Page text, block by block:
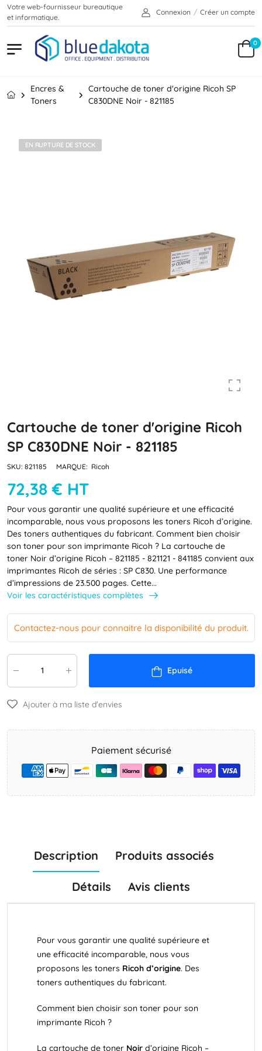
Votre web-fournisseur bureautique
et informatique.
Connexion / Créer un compte
0
Encres &
Toners
Cartouche de toner d'origine Ricoh SP
C830DNE Noir - 821185
EN RUPTURE DE STOCK
Cartouche de toner d'origine Ricoh
SP C830DNE Noir - 821185
SKU: 821185 MARQUE: Ricoh
72,38 € HT
Pour vous garantir une qualité supérieure et une efficacité
incomparable, nous vous proposons les toners Ricoh d’origine.
Des toners authentiques du fabricant. Comment bien choisir
son toner pour son imprimante Ricoh ? La cartouche de
toner Noir d’origine Ricoh – 821185 - 821121 - 841185 convient aux
imprimantes Ricoh de séries : SP C830. Une performance
d’impressions de 23.500 pages. Cette...
Voir les caractéristiques complètes
Contactez-nous pour connaitre la disponibilité du produit.
Epuisé
Ajouter à ma liste d'envies
Paiement sécurisé
Description Produits associés
Détails Avis clients
Pour vous garantir une qualité supérieure et
une efficacité incomparable, nous vous
proposons les toners Ricoh d’origine. Des
toners authentiques du fabricant.
Comment bien choisir son toner pour son
imprimante Ricoh ?
La cartouche de toner Noir d’origine Ricoh –